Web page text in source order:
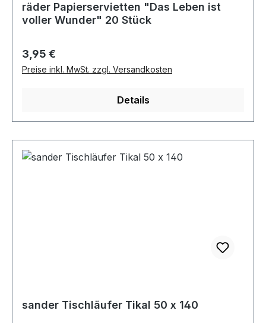
räder Papierservietten "Das Leben ist
voller Wunder" 20 Stück
Regulärer Preis:
3,95 €
Preise inkl. MwSt. zzgl. Versandkosten
Details
sander Tischläufer Tikal 50 x 140